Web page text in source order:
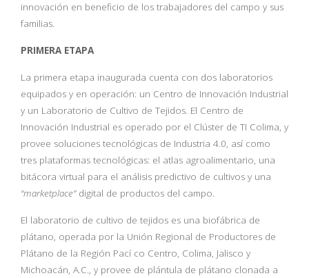
innovación en beneficio de los trabajadores del campo y sus
familias.
PRIMERA ETAPA
La primera etapa inaugurada cuenta con dos laboratorios
equipados y en operación: un Centro de Innovación Industrial
y un Laboratorio de Cultivo de Tejidos. El Centro de
Innovación Industrial es operado por el Clúster de TI Colima, y
provee soluciones tecnológicas de Industria 4.0, así como
tres plataformas tecnológicas: el atlas agroalimentario, una
bitácora virtual para el análisis predictivo de cultivos y una
“marketplace”digital de productos del campo.
El laboratorio de cultivo de tejidos es una biofábrica de
plátano, operada por la Unión Regional de Productores de
Plátano de la Región Pací co Centro, Colima, Jalisco y
Michoacán, A.C., y provee de plántula de plátano clonada a